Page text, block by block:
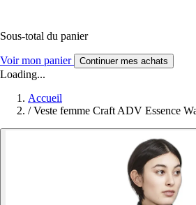
Sous-total du panier
Voir mon panier Continuer mes achats
Loading...
Accueil
/ Veste femme Craft ADV Essence